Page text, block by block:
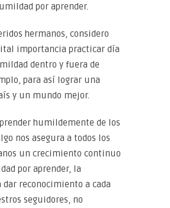
por aprender.
hermanos, considero
importancia practicar día
dentro y fuera de
para así lograr una
y un mundo mejor.
humildemente de los
nos asegura a todos los
un crecimiento continuo
por aprender, la
reconocimiento a cada
seguidores, no